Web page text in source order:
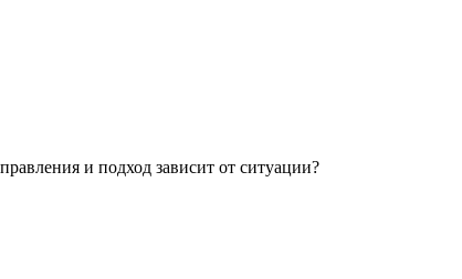
и подход зависит от ситуации?